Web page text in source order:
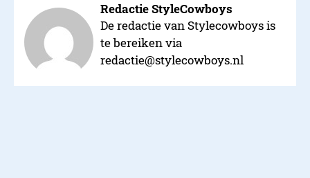
Redactie StyleCowboys
De redactie van Stylecowboys is
te bereiken via
redactie@stylecowboys.nl